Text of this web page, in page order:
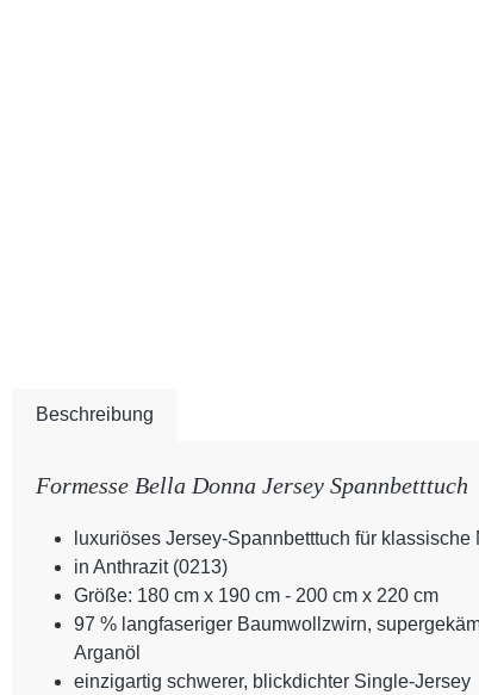
Beschreibung
Formesse Bella Donna Jersey Spannbetttuch
luxuriöses Jersey-Spannbetttuch für
in Anthrazit (0213)
Größe: 180 cm x 190 cm - 200 cm x 220 cm
97 % langfaseriger Baumwollzwirn,
Arganöl
einzigartig schwerer, blickdichter Single-Jersey